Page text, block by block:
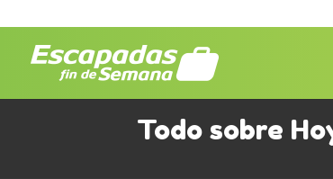
Todo sobre